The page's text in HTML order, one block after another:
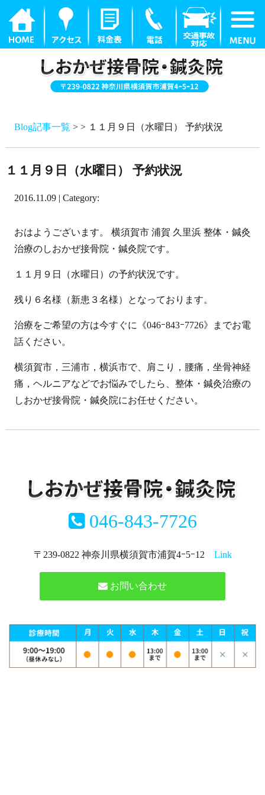
Blog記事一覧 > > １１月９日（水曜日） 予約状況
１１月９日（水曜日） 予約状況
2016.11.09 | Category:
おはようございます。 横須賀市 浦賀 久里浜 整体・鍼灸
治療のしおかぜ接骨院・鍼灸院です。
１１月９日（水曜日）の予約状況です。
残り６名様（新患３名様）となっております。
治療をご希望の方は今すぐに《046ｰ843ｰ7726》までお電
話ください。
横須賀市，三浦市，横浜市で、肩こり，腰痛，坐骨神経
痛，ヘルニアなどでお悩みでしたら、整体・鍼灸治療の
しおかぜ接骨院・鍼灸院にお任せください。
046-843-7726
〒239-0822 神奈川県横須賀市浦賀4ｰ5ｰ12 Link
お問い合わせ